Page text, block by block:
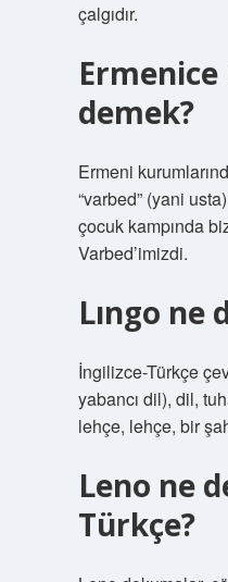
çalgıdır.
demek?
Ermeni
“varbed” (yani
çocuk kampında
Varbed’imizdi.
Lıngo ne
İngilizce-Türkçe
yabancı dil), dil,
lehçe, lehçe, bir
Leno ne
Türkçe?